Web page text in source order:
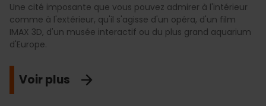
Une cité imposante que vous pouvez admirer à l'intérieur
comme à l'extérieur, qu'il s'agisse d'un opéra, d'un film
IMAX 3D, d'un musée interactif ou du plus grand aquarium
d'Europe.
Voir plus